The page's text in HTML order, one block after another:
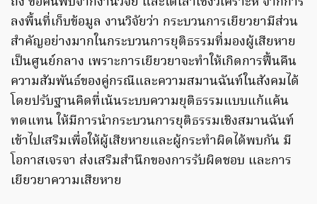
ลงพื้นที่เก็บข้อมูล งานวิจัยว่า กระบวนการเยียวยามีส่วน
สำคัญอย่างมากในกระบวนการยุติธรรมที่มองผู้เสียหาย
เป็นศูนย์กลาง เพราะการเยียวยาจะทำให้เกิดการฟื้นคืน
ความสัมพันธ์ของคู่กรณีและความสมานฉันท์ในสังคมได้
โดยปรับฐานคิดที่เน้นระบบความยุติธรรมแบบแก้แค้น
ทดแทน ให้มีการนำกระบวนการยุติธรรมเชิงสมานฉันท์
เข้าไปเสริมเพื่อให้ผู้เสียหายและผู้กระทำผิดได้พบกัน มี
โอกาสเจรจา ส่งเสริมสำนึกของการรับผิดชอบ และการ
เยียวยาความเสียหาย